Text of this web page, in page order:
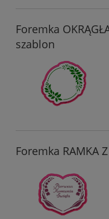
Foremka
szablon
Foremka RAMKA